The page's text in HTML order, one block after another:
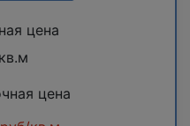
цена
цена